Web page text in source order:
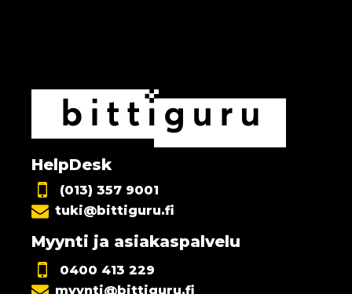
HelpDesk
(013) 357 9001
tuki@bittiguru.fi
Myynti ja asiakaspalvelu
0400 413 229
myynti@bittiguru.fi